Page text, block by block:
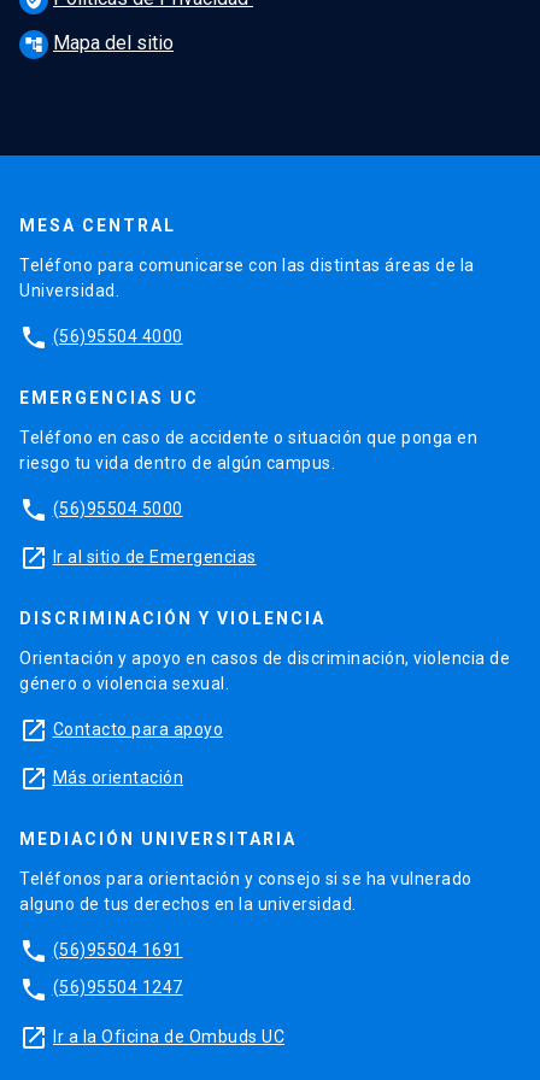
account_tree Mapa del sitio
MESA CENTRAL
Teléfono para comunicarse con las distintas áreas de la
Universidad.
phone (56)95504 4000
EMERGENCIAS UC
Teléfono en caso de accidente o situación que ponga en
riesgo tu vida dentro de algún campus.
phone (56)95504 5000
launch Ir al sitio de Emergencias
DISCRIMINACIÓN Y VIOLENCIA
Orientación y apoyo en casos de discriminación, violencia de
género o violencia sexual.
launch Contacto para apoyo
launch Más orientación
MEDIACIÓN UNIVERSITARIA
Teléfonos para orientación y consejo si se ha vulnerado
alguno de tus derechos en la universidad.
phone (56)95504 1691
phone (56)95504 1247
launch Ir a la Oficina de Ombuds UC